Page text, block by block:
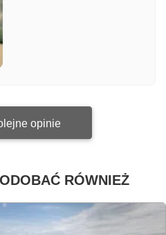
opinie
RÓWNIEŻ